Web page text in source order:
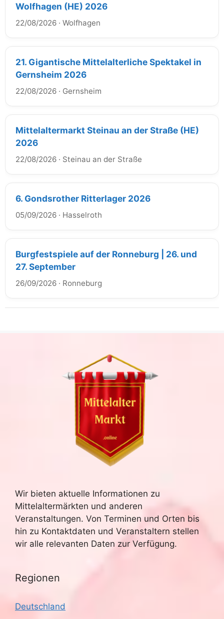
Wolfhagen (HE) 2026
22/08/2026 · Wolfhagen
21. Gigantische Mittelalterliche Spektakel in
Gernsheim 2026
22/08/2026 · Gernsheim
Mittelaltermarkt Steinau an der Straße (HE)
2026
22/08/2026 · Steinau an der Straße
6. Gondsrother Ritterlager 2026
05/09/2026 · Hasselroth
Burgfestspiele auf der Ronneburg | 26. und
27. September
26/09/2026 · Ronneburg
Wir bieten aktuelle Informationen zu
Mittelaltermärkten und anderen
Veranstaltungen. Von Terminen und Orten bis
hin zu Kontaktdaten und Veranstaltern stellen
wir alle relevanten Daten zur Verfügung.
Regionen
Deutschland